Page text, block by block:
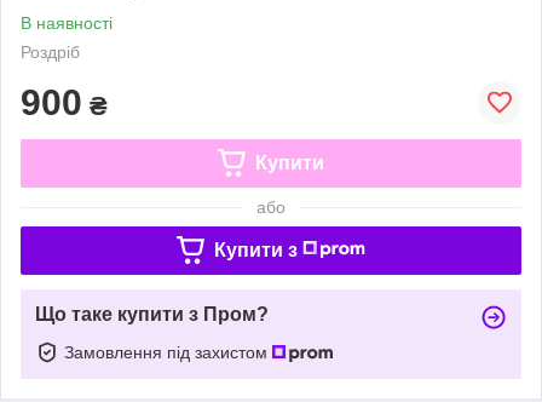
В наявності
Роздріб
900 ₴
Купити
або
Купити з
Що таке купити з Пром?
Замовлення під захистом